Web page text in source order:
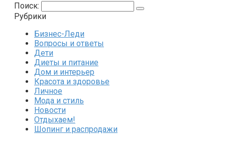
Поиск:
Рубрики
Бизнес-Леди
Вопросы и ответы
Дети
Диеты и питание
Дом и интерьер
Красота и здоровье
Личное
Мода и стиль
Новости
Отдыхаем!
Шопинг и распродажи